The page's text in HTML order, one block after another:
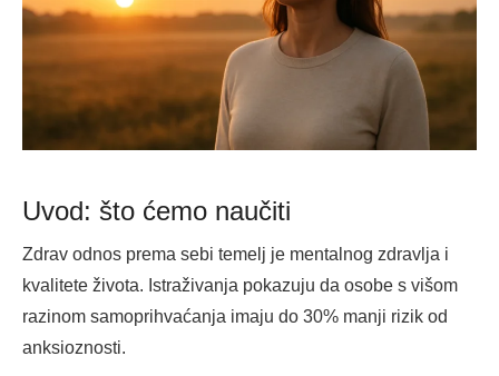
Uvod: što ćemo naučiti
Zdrav odnos prema sebi temelj je mentalnog zdravlja i
kvalitete života. Istraživanja pokazuju da osobe s višom
razinom samoprihvaćanja imaju do 30% manji rizik od
anksioznosti.